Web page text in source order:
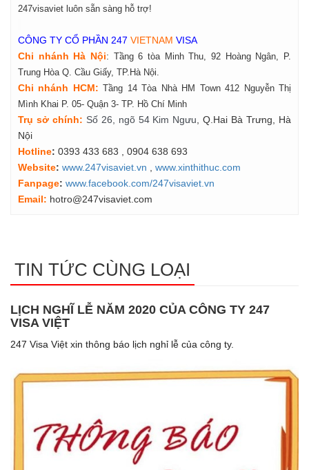
247visaviet luôn sẵn sàng hỗ trợ!
CÔNG TY CỔ PHẦN 247 VIETNAM VISA
Chi nhánh Hà Nội: Tầng 6 tòa Minh Thu, 92 Hoàng Ngân, P.
Trung Hòa Q. Cầu Giấy, TP.Hà Nội.
Chi nhánh HCM: Tầng 14 Tòa Nhà HM Town 412 Nguyễn Thị
Mình Khai P. 05- Quận 3- TP. Hồ Chí Minh
Trụ sở chính: Số 26, ngõ 54 Kim Ngưu , Q.Hai Bà Trưng, Hà
Nội
Hotline: 0393 433 683 , 0904 638 693
Website: www.247visaviet.vn
www.xinthithuc.com
Fanpage: www.facebook.com/247visaviet.vn
Email: hotro@247visaviet.com
TIN TỨC CÙNG LOẠI
LỊCH NGHĨ LỄ NĂM 2020 CỦA CÔNG TY 247
VISA VIỆT
247 Visa Việt xin thông báo lịch nghỉ lễ của công ty.